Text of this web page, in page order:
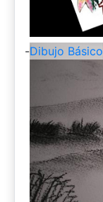
-Dibujo Básico